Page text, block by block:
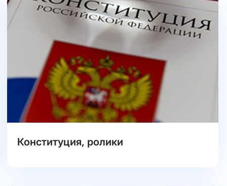
Конституция, ролики